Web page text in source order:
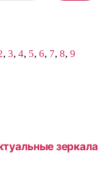
,3,4, 5,6, 7,8,9
зеркала